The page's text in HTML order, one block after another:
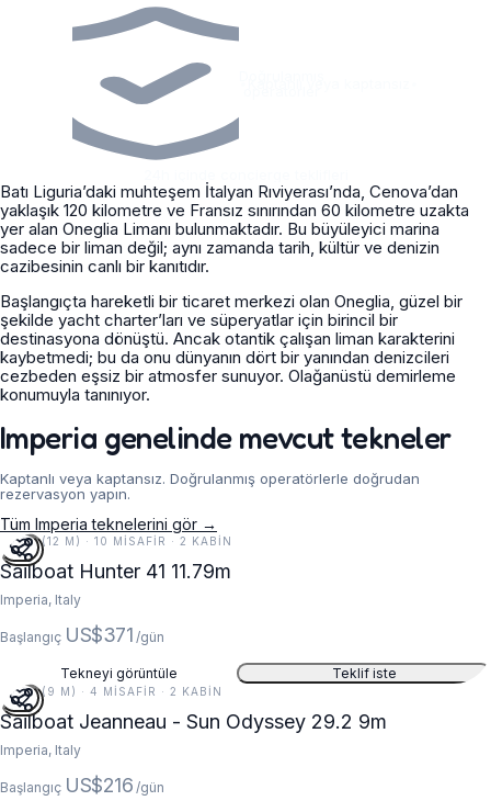
Batı Liguria’daki muhteşem İtalyan Rıviyerası’nda, Cenova’dan
yaklaşık 120 kilometre ve Fransız sınırından 60 kilometre uzakta
yer alan Oneglia Limanı bulunmaktadır. Bu büyüleyici marina
sadece bir liman değil; aynı zamanda tarih, kültür ve denizin
cazibesinin canlı bir kanıtıdır.
Başlangıçta hareketli bir ticaret merkezi olan Oneglia, güzel bir
şekilde yacht charter’ları ve süperyatlar için birincil bir
destinasyona dönüştü. Ancak otantik çalışan liman karakterini
kaybetmedi; bu da onu dünyanın dört bir yanından denizcileri
cezbeden eşsiz bir atmosfer sunuyor. Olağanüstü demirleme
konumuyla tanınıyor.
Imperia genelinde mevcut tekneler
Kaptanlı veya kaptansız. Doğrulanmış operatörlerle doğrudan
rezervasyon yapın.
Tüm Imperia teknelerini gör →
39 FT (12 M) · 10 MISAFIR · 2 KABIN
Sailboat Hunter 41 11.79m
Imperia, Italy
Başlangıç US$371 /gün
Tekneyi görüntüle Teklif iste
30 FT (9 M) · 4 MISAFIR · 2 KABIN
Sailboat Jeanneau - Sun Odyssey 29.2 9m
Imperia, Italy
Başlangıç US$216 /gün